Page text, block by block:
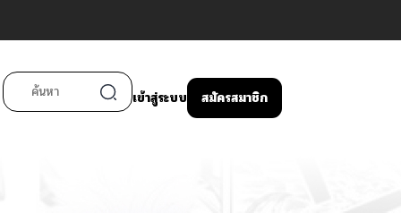
เข้าสู่ระบบ สมัครสมาชิก